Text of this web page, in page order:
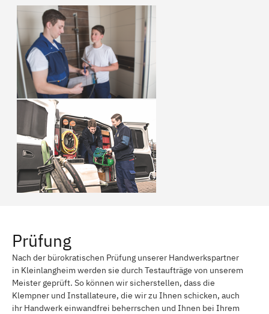
Prüfung
Nach der bürokratischen Prüfung unserer Handwerkspartner
in Kleinlangheim werden sie durch Testaufträge von unserem
Meister geprüft. So können wir sicherstellen, dass die
Klempner und Installateure, die wir zu Ihnen schicken, auch
ihr Handwerk einwandfrei beherrschen und Ihnen bei Ihrem